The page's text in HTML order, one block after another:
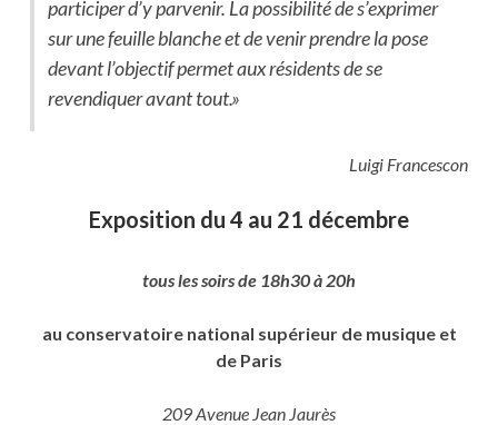
participer d’y parvenir. La possibilité de s’exprimer
sur une feuille blanche et de venir prendre la pose
devant l’objectif permet aux résidents de se
revendiquer avant tout.»
Luigi Francescon
Exposition du 4 au 21 décembre
tous les soirs de 18h30 à 20h
au conservatoire national supérieur de musique et
de Paris
209 Avenue Jean Jaurès